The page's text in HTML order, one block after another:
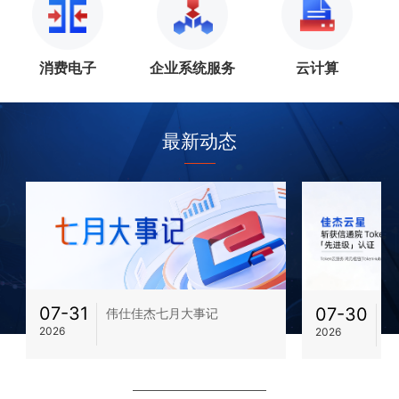
消费电子 企业系统服务 云计算
最新动态
07-31
2026
伟仕佳杰七月大事记 07-30
2026